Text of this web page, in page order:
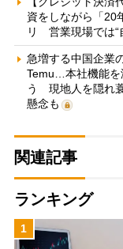
資をしながら「20
リ 営業現場では“
急増する中国企業
Temu…本社機能を
う 現地人を隠れ
懸念も
関連記事
ランキング
1